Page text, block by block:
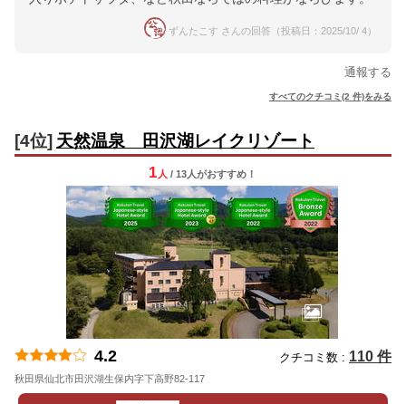
ずんたこす さんの回答（投稿日：2025/10/ 4）
通報する
すべてのクチコミ(2 件)をみる
[4位] 天然温泉 田沢湖レイクリゾート
1 人 / 13人がおすすめ！
4.2 クチコミ数 : 110 件
秋田県仙北市田沢湖生保内字下高野82-117